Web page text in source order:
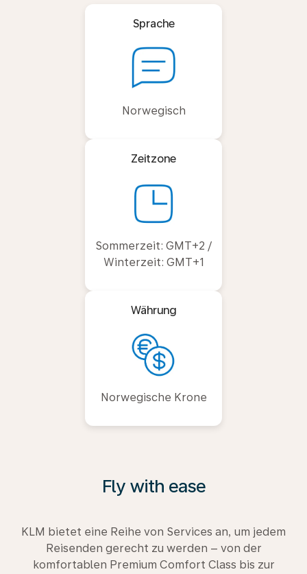
Sprache
Norwegisch
Zeitzone
Sommerzeit: GMT+2 /
Winterzeit: GMT+1
Währung
Norwegische Krone
Fly with ease
KLM bietet eine Reihe von Services an, um jedem
Reisenden gerecht zu werden – von der
komfortablen Premium Comfort Class bis zur